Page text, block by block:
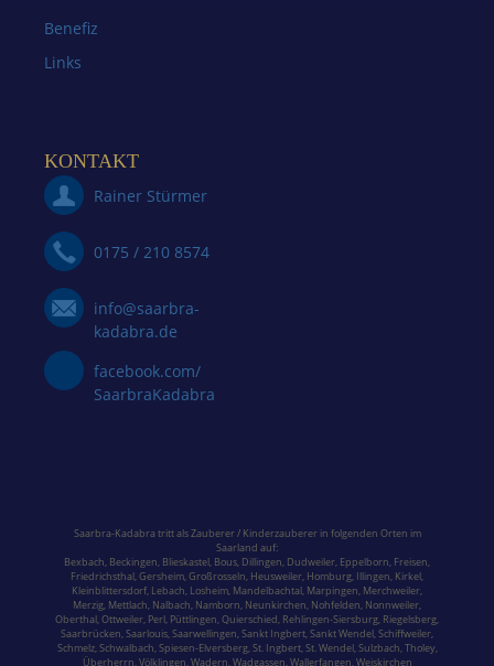
Benefiz
Links
KONTAKT
Rainer Stürmer
0175 / 210 8574
info@saarbra-
kadabra.de
facebook.com/
SaarbraKadabra
Saarbra-Kadabra tritt als Zauberer / Kinderzauberer in folgenden Orten im
Saarland auf:
Bexbach, Beckingen, Blieskastel, Bous, Dillingen, Dudweiler, Eppelborn, Freisen,
Friedrichsthal,Gersheim,Großrosseln, Heusweiler, Homburg, Illingen, Kirkel,
Kleinblittersdorf, Lebach, Losheim, Mandelbachtal, Marpingen, Merchweiler,
Merzig, Mettlach, Nalbach, Namborn, Neunkirchen, Nohfelden, Nonnweiler,
Oberthal,Ottweiler, Perl, Püttlingen,Quierschied, Rehlingen-Siersburg, Riegelsberg,
Saarbrücken,Saarlouis,Saarwellingen,Sankt Ingbert,Sankt Wendel,Schiffweiler,
Schmelz,Schwalbach,Spiesen-Elversberg,St. Ingbert,St. Wendel,Sulzbach,Tholey,
Überherrn,Völklingen,Wadern,Wadgassen,Wallerfangen,Weiskirchen